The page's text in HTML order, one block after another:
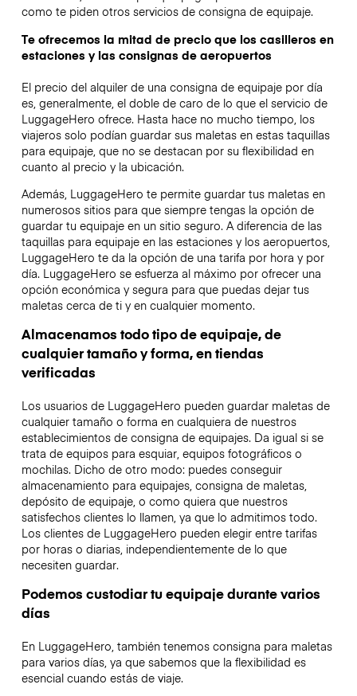
como te piden otros servicios de consigna de equipaje.
Te ofrecemos la mitad de precio que los casilleros en
estaciones y las consignas de aeropuertos
El precio del alquiler de una consigna de equipaje por día
es, generalmente, el doble de caro de lo que el servicio de
LuggageHero ofrece. Hasta hace no mucho tiempo, los
viajeros solo podían guardar sus maletas en estas taquillas
para equipaje, que no se destacan por su flexibilidad en
cuanto al precio y la ubicación.
Además, LuggageHero te permite guardar tus maletas en
numerosos sitios para que siempre tengas la opción de
guardar tu equipaje en un sitio seguro. A diferencia de las
taquillas para equipaje en las estaciones y los aeropuertos,
LuggageHero te da la opción de una tarifa por hora y por
día. LuggageHero se esfuerza al máximo por ofrecer una
opción económica y segura para que puedas dejar tus
maletas cerca de ti y en cualquier momento.
Almacenamos todo tipo de equipaje, de
cualquier tamaño y forma, en tiendas
verificadas
Los usuarios de LuggageHero pueden guardar maletas de
cualquier tamaño o forma en cualquiera de nuestros
establecimientos de consigna de equipajes. Da igual si se
trata de equipos para esquiar, equipos fotográficos o
mochilas. Dicho de otro modo: puedes conseguir
almacenamiento para equipajes, consigna de maletas,
depósito de equipaje, o como quiera que nuestros
satisfechos clientes lo llamen, ya que lo admitimos todo.
Los clientes de LuggageHero pueden elegir entre tarifas
por horas o diarias, independientemente de lo que
necesiten guardar.
Podemos custodiar tu equipaje durante varios
días
En LuggageHero, también tenemos consigna para maletas
para varios días, ya que sabemos que la flexibilidad es
esencial cuando estás de viaje.